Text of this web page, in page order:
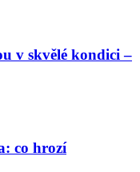
v skvělé kondici –
co hrozí